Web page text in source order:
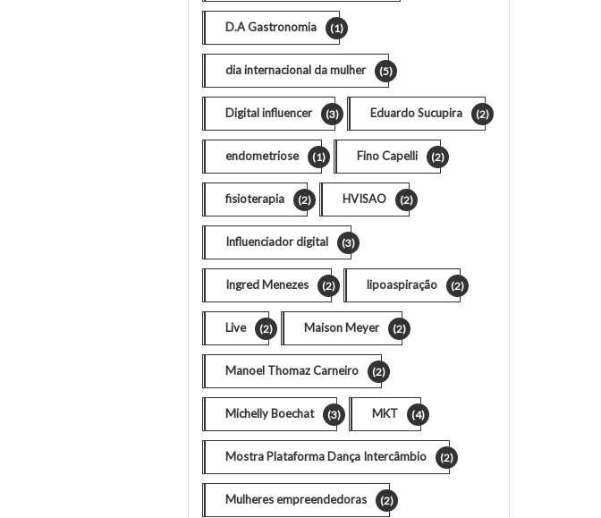
D.A Gastronomia (1)
dia internacional da mulher (5)
Digital influencer (3) Eduardo Sucupira (2)
endometriose (1) Fino Capelli (2)
fisioterapia (2) HVISAO (2)
Influenciador digital (3)
Ingred Menezes (2) lipoaspiração (2)
Live (2) Maison Meyer (2)
Manoel Thomaz Carneiro (2)
Michelly Boechat (3) MKT (4)
Mostra Plataforma Dança Intercâmbio (2)
Mulheres empreendedoras (2)